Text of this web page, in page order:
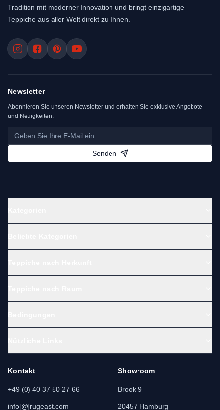
Tradition mit moderner Innovation und bringt einzigartige
Teppiche aus aller Welt direkt zu Ihnen.
Newsletter
Abonnieren Sie unseren Newsletter und erhalten Sie exklusive Angebote
und Neuigkeiten.
Senden
Kontakt
+49 (0) 40 37 50 27 66
info[@]rugeast.com
Showroom
Brook 9
20457 Hamburg